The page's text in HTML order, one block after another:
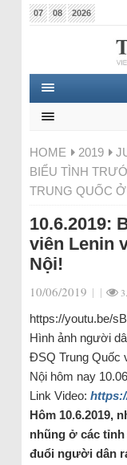
07 08 2026
HOME 2019
BIỂU TÌNH
TRUNG QUỐC
10.6.2019:
viên Lenin
Nội!
10/06/2019 | |
https://youtu.be/
Hình ảnh người
ĐSQ Trung Quốc
Nội hôm nay
Link Video:
Hôm 10.6.2019,
nhũng ở các
đuổi người dân